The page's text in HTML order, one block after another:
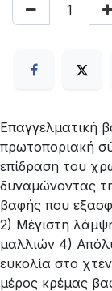
Επαγγελματική
πρωτοποριακή
επίδραση του
δυναμώνοντας
βαφής που
2) Μέγιστη
μαλλιών 4)
ευκολία στο
μέρος κρέμας